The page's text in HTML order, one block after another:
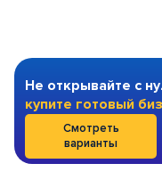
Не открывайте с
купите готовый
Смотреть
варианты